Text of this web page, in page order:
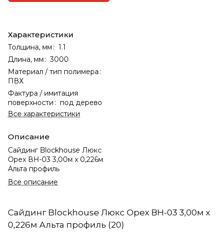
Характеристики
Толщина, мм : 1.1
Длина, мм : 3000
Материал / тип полимера :
ПВХ
Фактура / имитация
поверхности : под дерево
Все характеристики
Описание
Сайдинг Blockhouse Люкс
Орех ВН-03 3,00м х 0,226м
Альта профиль
Все описание
Сайдинг Blockhouse Люкс Орех ВН-03 3,00м х
0,226м Альта профиль (20)